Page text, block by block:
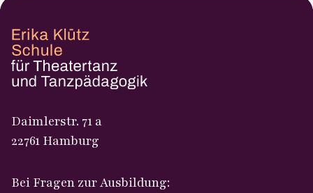
Daimlerstr. 71 a
22761 Hamburg
Bei Fragen zur Ausbildung: